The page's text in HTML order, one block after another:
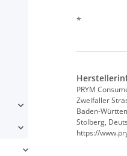
*
PRYM
Zweifaller
Baden-
Stolberg,
https://